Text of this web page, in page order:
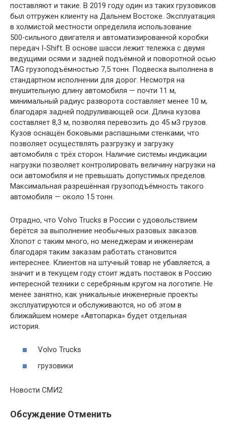
поставляют и такие. В 2019 году один из таких грузовиков
был отгружен клиенту на Дальнем Востоке. Эксплуатация
в холмистой местности определила использование
500‑сильного двигателя и автоматизированной коробки
передач I-Shift. В основе шасси лежит тележка с двумя
ведущими осями и задней подъёмной и поворотной осью
TAG грузоподъёмностью 7,5 тонн. Подвеска выполнена в
стандартном исполнении для дорог. Несмотря на
внушительную длину автомобиля — почти 11 м,
минимальный радиус разворота составляет менее 10 м,
благодаря задней подруливающей оси. Длина кузова
составляет 8,3 м, позволяя перевозить до 45 м3 грузов.
Кузов оснащён боковыми распашными стенками, что
позволяет осуществлять разгрузку и загрузку
автомобиля с трёх сторон. Наличие системы индикации
нагрузки позволяет контролировать величину нагрузки на
оси автомобиля и не превышать допустимых пределов.
Максимальная разрешённая грузоподъёмность такого
автомобиля — около 15 тонн.
Отрадно, что Volvo Trucks в России с удовольствием
берётся за выполнение необычных разовых заказов.
Хлопот с таким много, но менеджерам и инженерам
благодаря таким заказам работать становится
интереснее. Клиентов на штучный товар не убавляется, а
значит и в текущем году стоит ждать поставок в Россию
интересной техники с серебряным кругом на логотипе. Не
менее занятно, как уникальные инженерные проекты
эксплуатируются и обслуживаются, но об этом в
ближайшем номере «Автопарка» будет отдельная
история.
Volvo Trucks
грузовики
Новости СМИ2
Обсуждение Отменить